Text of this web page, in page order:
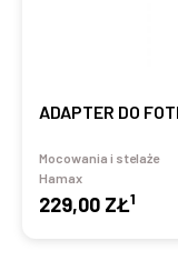
ADAPTER DO
Mocowania i stelaże
Hamax
229,00 ZŁ1